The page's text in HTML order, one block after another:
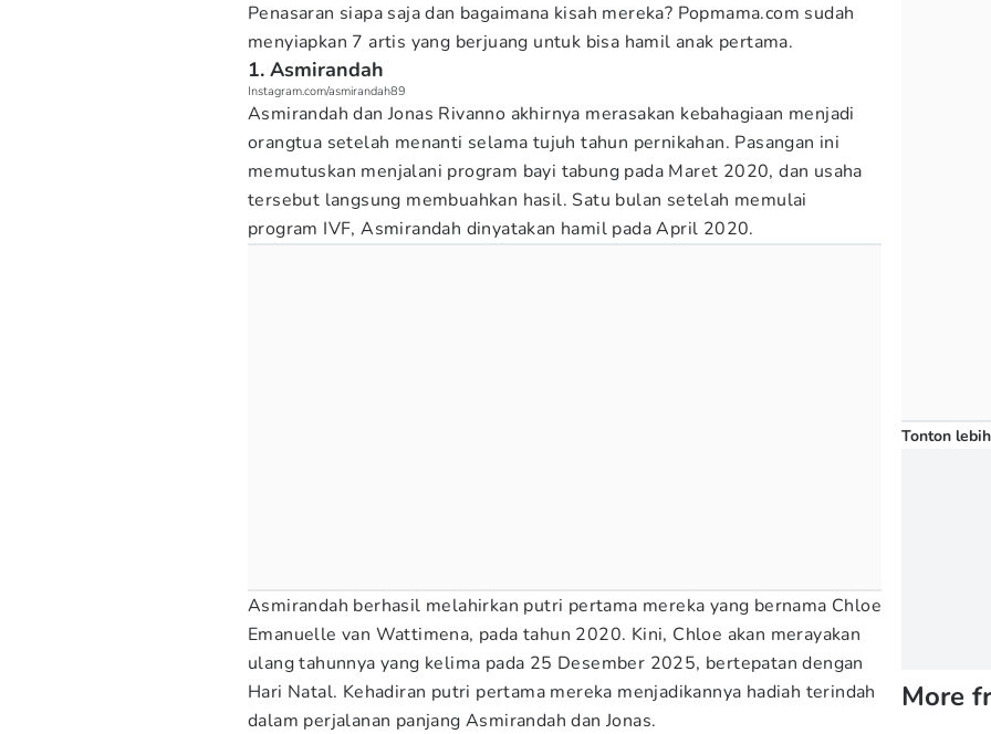
Penasaran siapa saja dan bagaimana kisah mereka? Popmama.com sudah
menyiapkan 7 artis yang berjuang untuk bisa hamil anak pertama.
1. Asmirandah
Instagram.com/asmirandah89
Asmirandah dan Jonas Rivanno akhirnya merasakan kebahagiaan menjadi
orangtua setelah menanti selama tujuh tahun pernikahan. Pasangan ini
memutuskan menjalani program bayi tabung pada Maret 2020, dan usaha
tersebut langsung membuahkan hasil. Satu bulan setelah memulai
program IVF, Asmirandah dinyatakan hamil pada April 2020.
Asmirandah berhasil melahirkan putri pertama mereka yang bernama Chloe
Emanuelle van Wattimena, pada tahun 2020. Kini, Chloe akan merayakan
ulang tahunnya yang kelima pada 25 Desember 2025, bertepatan dengan
Hari Natal. Kehadiran putri pertama mereka menjadikannya hadiah terindah
dalam perjalanan panjang Asmirandah dan Jonas.
Tonton
More